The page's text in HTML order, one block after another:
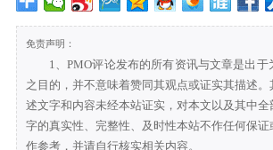
免责声明：
1、PMO评论发布的所有资讯与文章是出于
之目的，并不意味着赞同其观点或证实其描述
述文字和内容未经本站证实，对本文以及其中
字的真实性、完整性、及时性本站不作任何保证
作参考，并请自行核实相关内容。